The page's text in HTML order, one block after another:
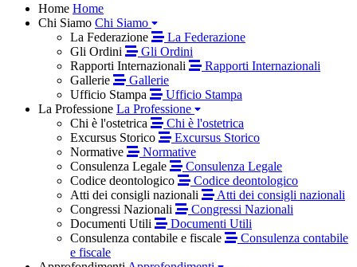
Home Home
Chi Siamo Chi Siamo
La Federazione
La Federazione
Gli Ordini
Gli Ordini
Rapporti Internazionali
Rapporti Internazionali
Gallerie
Gallerie
Ufficio Stampa
Ufficio Stampa
La Professione La Professione
Chi è l'ostetrica
Chi è l'ostetrica
Excursus Storico
Excursus Storico
Normative
Normative
Consulenza Legale
Consulenza Legale
Codice deontologico
Codice deontologico
Atti dei consigli nazionali
Atti dei consigli nazionali
Congressi Nazionali
Congressi Nazionali
Documenti Utili
Documenti Utili
Consulenza contabile e fiscale
Consulenza contabile
e fiscale